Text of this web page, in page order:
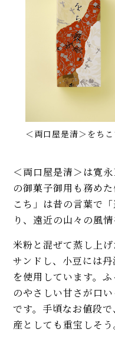
＜両口屋是清＞をち
＜両口屋是清＞は寛
の御菓子御用も務め
こち」は昔の言葉で
り、遠近の山々の風
米粉と混ぜて蒸し上
サンドし、小豆には
を使用しています。
のやさしい甘さが口
です。手頃なお値段
産としても重宝しそう